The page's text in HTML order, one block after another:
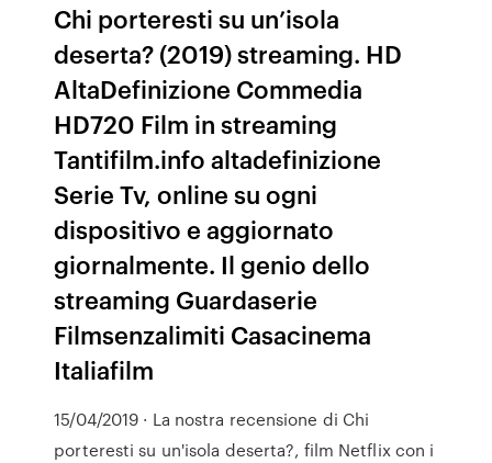
Chi porteresti su un’isola
deserta? (2019) streaming. HD
AltaDefinizione Commedia
HD720 Film in streaming
Tantifilm.info altadefinizione
Serie Tv, online su ogni
dispositivo e aggiornato
giornalmente. Il genio dello
streaming Guardaserie
Filmsenzalimiti Casacinema
Italiafilm
15/04/2019 · La nostra recensione di Chi
porteresti su un'isola deserta?, film Netflix con i